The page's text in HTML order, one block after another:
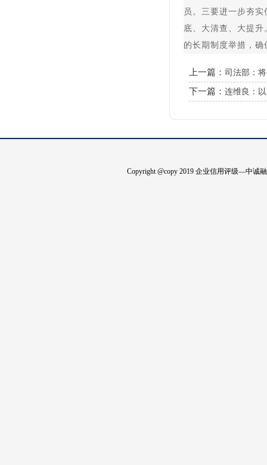
员。三要进一步夯
底、大清查、大提
的长期制度举措，
上一篇： 司法部：
下一篇： 连维良：
Copyright @copy 2019 企业信用评级—中诚